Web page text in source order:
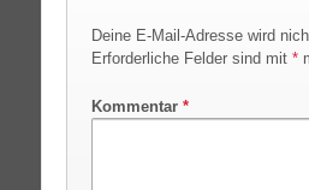
Deine E-Mail-Adresse wird
Erforderliche Felder sind mit *
Kommentar *